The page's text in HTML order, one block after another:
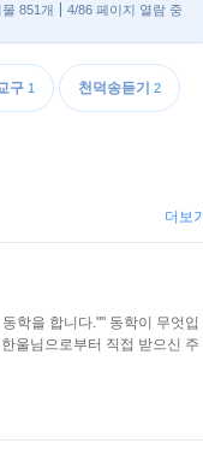
물 851개 4/86 페이지 열람 중
구 1 천덕송듣기 2
더보기
학을 합니다."" 동학이 무엇입
울님으로부터 직접 받으신 주